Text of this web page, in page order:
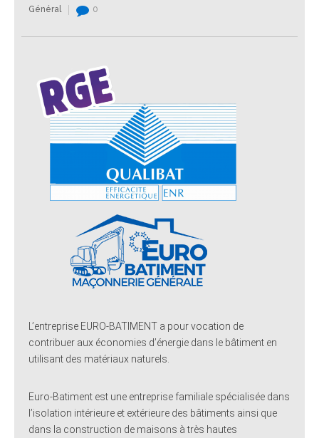
Général 0
L’entreprise EURO-BATIMENT a pour vocation de
contribuer aux économies d’énergie dans le bâtiment en
utilisant des matériaux naturels.
Euro-Batiment est une entreprise familiale spécialisée dans
l’isolation intérieure et extérieure des bâtiments ainsi que
dans la construction de maisons à très hautes